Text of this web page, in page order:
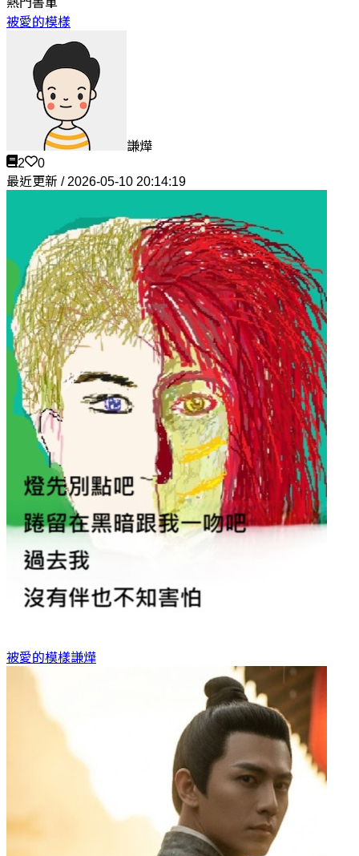
熱門書單
被愛的模樣
謙燁
2
0
最近更新 / 2026-05-10 20:14:19
被愛的模樣謙燁